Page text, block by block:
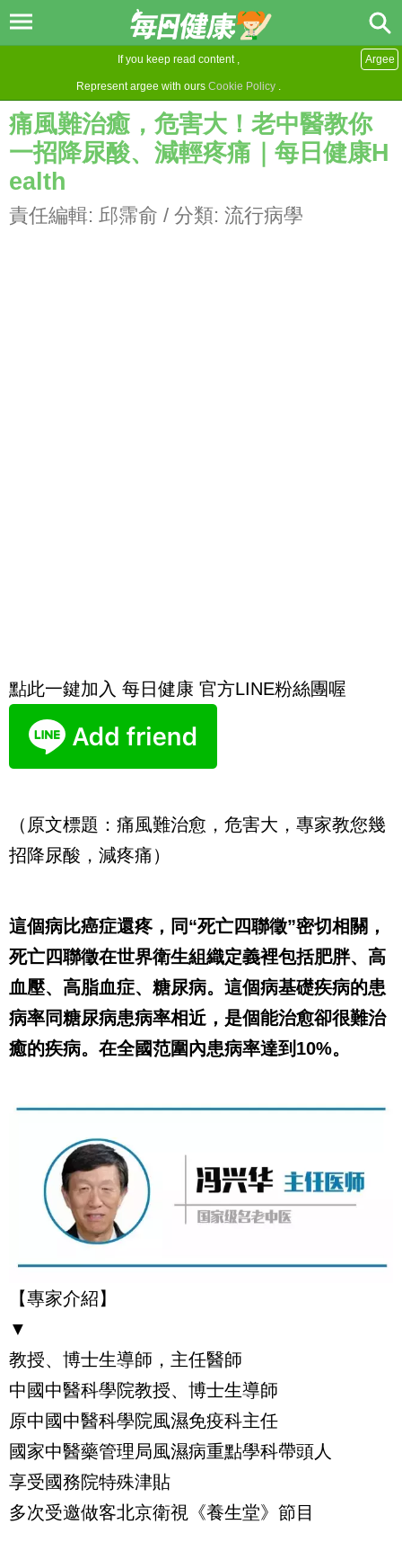
If you keep read content ,
Represent argee with ours Cookie Policy .
Argee
痛風難治癒，危害大！老中醫教你
一招降尿酸、減輕疼痛｜每日健康H
ealth
責任編輯: 邱霈俞 / 分類: 流行病學
點此一鍵加入 每日健康 官方LINE粉絲團喔
（原文標題：痛風難治愈，危害大，專家教您幾
招降尿酸，減疼痛）
這個病比癌症還疼，同“死亡四聯徵”密切相關，
死亡四聯徵在世界衛生組織定義裡包括肥胖、高
血壓、高脂血症、糖尿病。這個病基礎疾病的患
病率同糖尿病患病率相近，是個能治愈卻很難治
癒的疾病。在全國范圍內患病率達到10%。
【專家介紹】
▼
教授、博士生導師，主任醫師
中國中醫科學院教授、博士生導師
原中國中醫科學院風濕免疫科主任
國家中醫藥管理局風濕病重點學科帶頭人
享受國務院特殊津貼
多次受邀做客北京衛視《養生堂》節目